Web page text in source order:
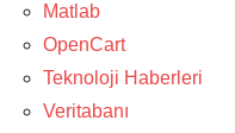
Matlab
OpenCart
Teknoloji Haberleri
Veritabanı